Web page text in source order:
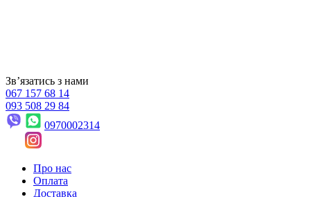
Звʼязатись з нами
067 157 68 14
093 508 29 84
0970002314
Про нас
Оплата
Доставка